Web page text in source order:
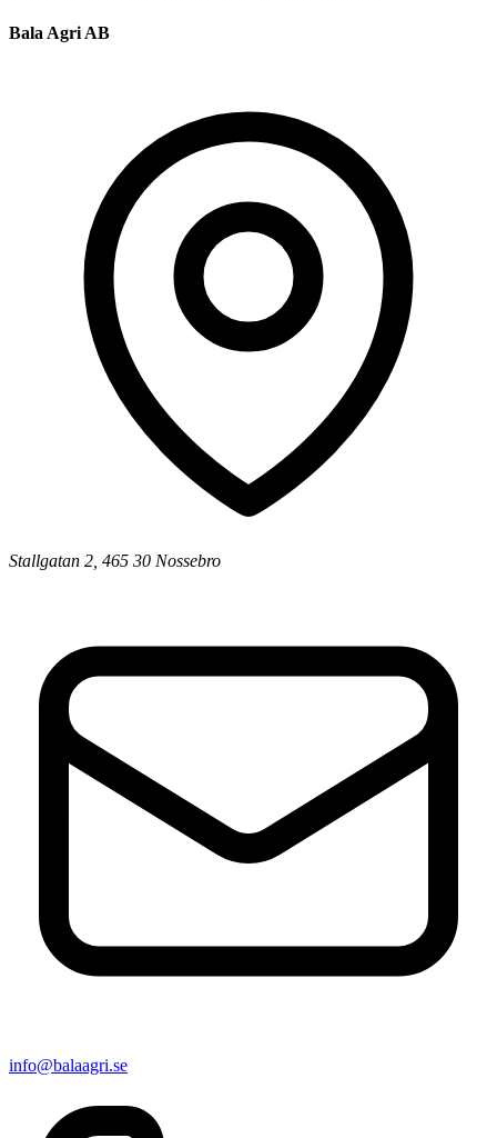
Bala Agri AB
Stallgatan 2, 465 30 Nossebro
info@balaagri.se